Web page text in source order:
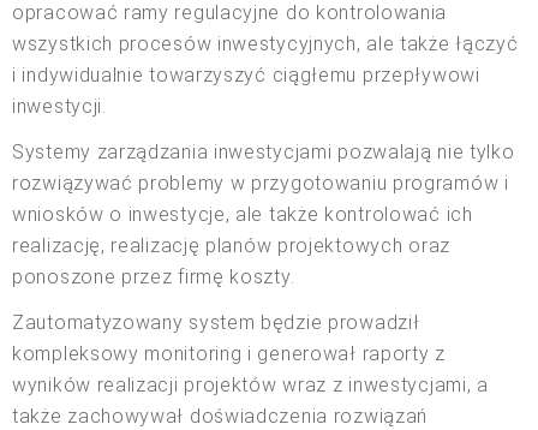
opracować ramy regulacyjne do kontrolowania
wszystkich procesów inwestycyjnych, ale także łączyć
i indywidualnie towarzyszyć ciągłemu przepływowi
inwestycji.
Systemy zarządzania inwestycjami pozwalają nie tylko
rozwiązywać problemy w przygotowaniu programów i
wniosków o inwestycje, ale także kontrolować ich
realizację, realizację planów projektowych oraz
ponoszone przez firmę koszty.
Zautomatyzowany system będzie prowadził
kompleksowy monitoring i generował raporty z
wyników realizacji projektów wraz z inwestycjami, a
także zachowywał doświadczenia rozwiązań